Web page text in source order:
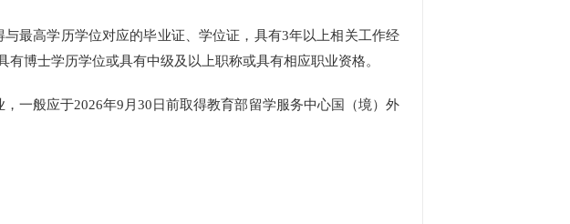
高学历学位对应的毕业证、学位证，具有3年以上相关工作经
博士学历学位或具有中级及以上职称或具有相应职业资格。
般应于2026年9月30日前取得教育部留学服务中心国（境）外